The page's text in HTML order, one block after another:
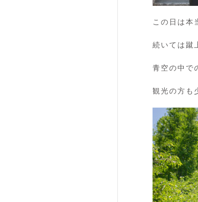
この日は本
続いては蹴
青空の中で
観光の方も